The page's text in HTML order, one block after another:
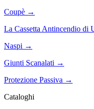
Coupè →
La Cassetta Antincendio di
Naspi →
Giunti Scanalati →
Protezione Passiva →
Cataloghi